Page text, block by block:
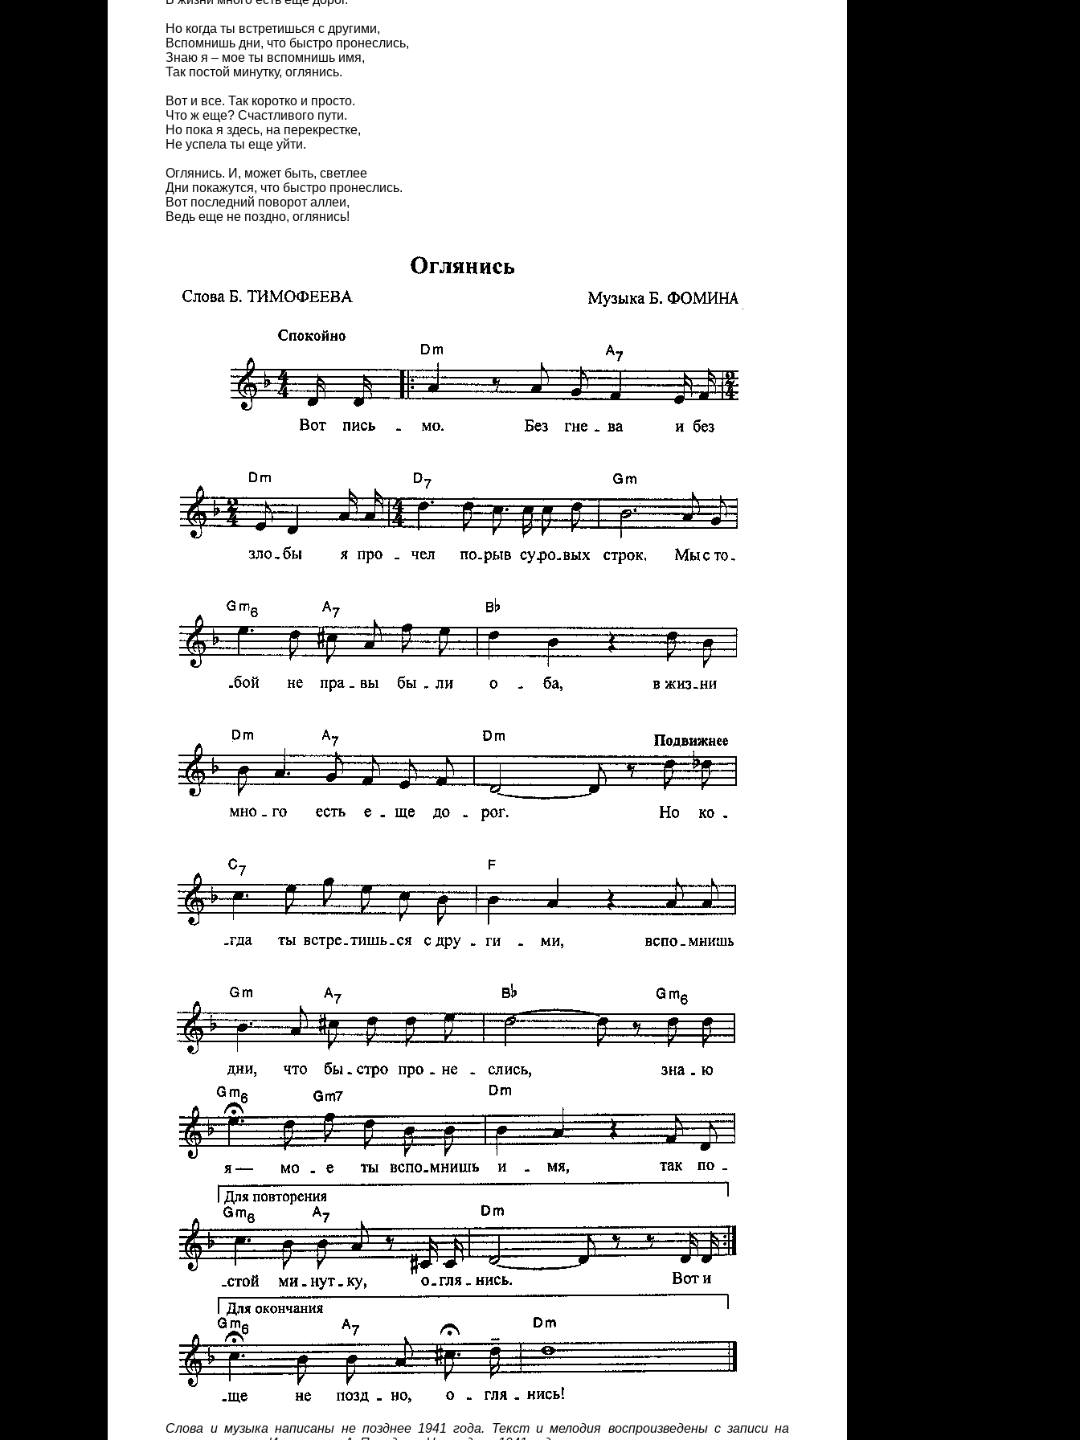
Но когда ты встретишься с другими,
Вспомнишь дни, что быстро пронеслись,
Знаю я – мое ты вспомнишь имя,
Так постой минутку, оглянись.
Вот и все. Так коротко и просто.
Что ж еще? Счастливого пути.
Но пока я здесь, на перекрестке,
Не успела ты еще уйти.
Оглянись. И, может быть, светлее
Дни покажутся, что быстро пронеслись.
Вот последний поворот аллеи,
Ведь еще не поздно, оглянись!
Слова и музыка написаны не позднее 1941 года. Текст и мелодия воспроизведены с записи на